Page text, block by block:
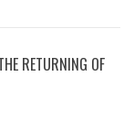
RETURNING OF